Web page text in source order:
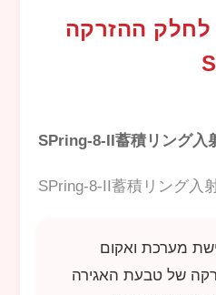
ההזרקה
SPring-8-II蓄積リング入
SPring-8-II蓄積リング入
מערכת ואקום
של טבעת האגירה